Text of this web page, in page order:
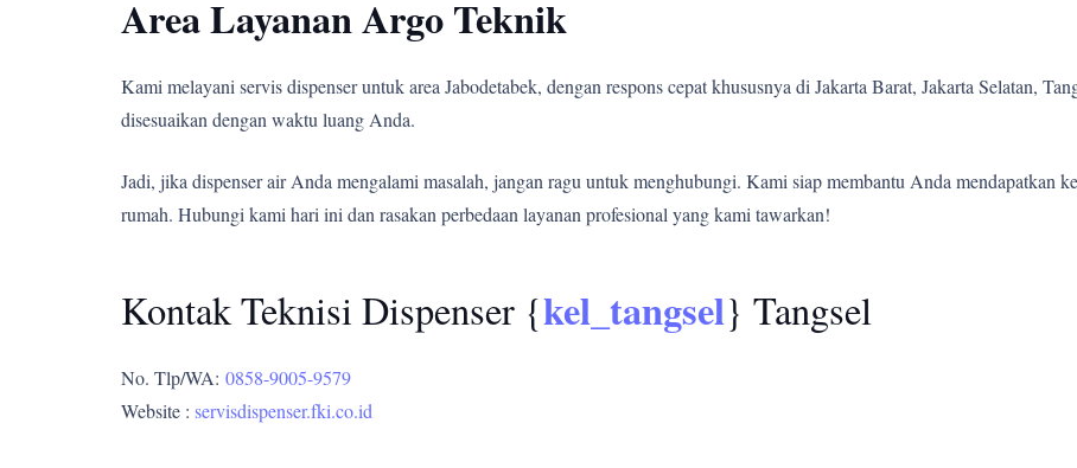
Area Layanan Argo Teknik
Kami melayani servis dispenser untuk area Jabodetabek, dengan respons cepat khususnya di Jakarta Barat, Jakarta Selatan,
disesuaikan dengan waktu luang Anda.
Jadi, jika dispenser air Anda mengalami masalah, jangan ragu untuk menghubungi. Kami siap membantu Anda mendapatkan
rumah. Hubungi kami hari ini dan rasakan perbedaan layanan profesional yang kami tawarkan!
Kontak Teknisi Dispenser {kel_tangsel} Tangsel
No. Tlp/WA: 0858-9005-9579
Website : servisdispenser.fki.co.id